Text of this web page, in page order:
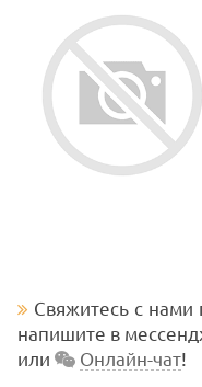
Свяжитесь с нами
напишите в
или
Онлайн-чат!